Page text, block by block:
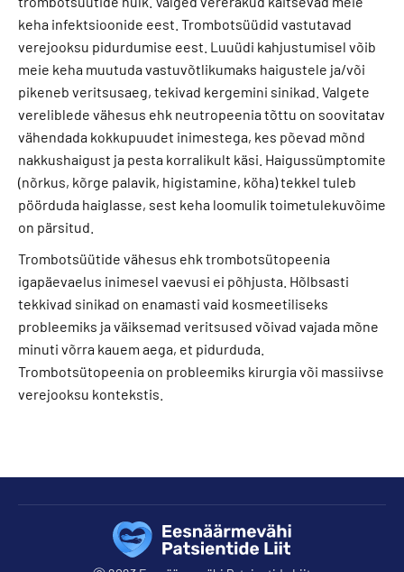
keha infektsioonide eest. Trombotsüüdid vastutavad
verejooksu pidurdumise eest. Luuüdi kahjustumisel võib
meie keha muutuda vastuvõtlikumaks haigustele ja/või
pikeneb veritsusaeg, tekivad kergemini sinikad. Valgete
vereliblede vähesus ehk neutropeenia tõttu on soovitatav
vähendada kokkupuudet inimestega, kes põevad mõnd
nakkushaigust ja pesta korralikult käsi. Haigussümptomite
(nõrkus, kõrge palavik, higistamine, köha) tekkel tuleb
pöörduda haiglasse, sest keha loomulik toimetulekuvõime
on pärsitud.
Trombotsüütide vähesus ehk trombotsütopeenia
igapäevaelus inimesel vaevusi ei põhjusta. Hõlbsasti
tekkivad sinikad on enamasti vaid kosmeetiliseks
probleemiks ja väiksemad veritsused võivad vajada mõne
minuti võrra kauem aega, et pidurduda.
Trombotsütopeenia on probleemiks kirurgia või massiivse
verejooksu kontekstis.